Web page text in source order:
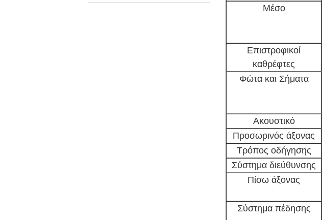
Μέσο
Επιστροφικοί
καθρέφτες
Φώτα και Σήματα
Ακουστικό
Προσωρινός άξονας
Τρόπος οδήγησης
Σύστημα διεύθυνσης
Πίσω άξονας
Σύστημα πέδησης